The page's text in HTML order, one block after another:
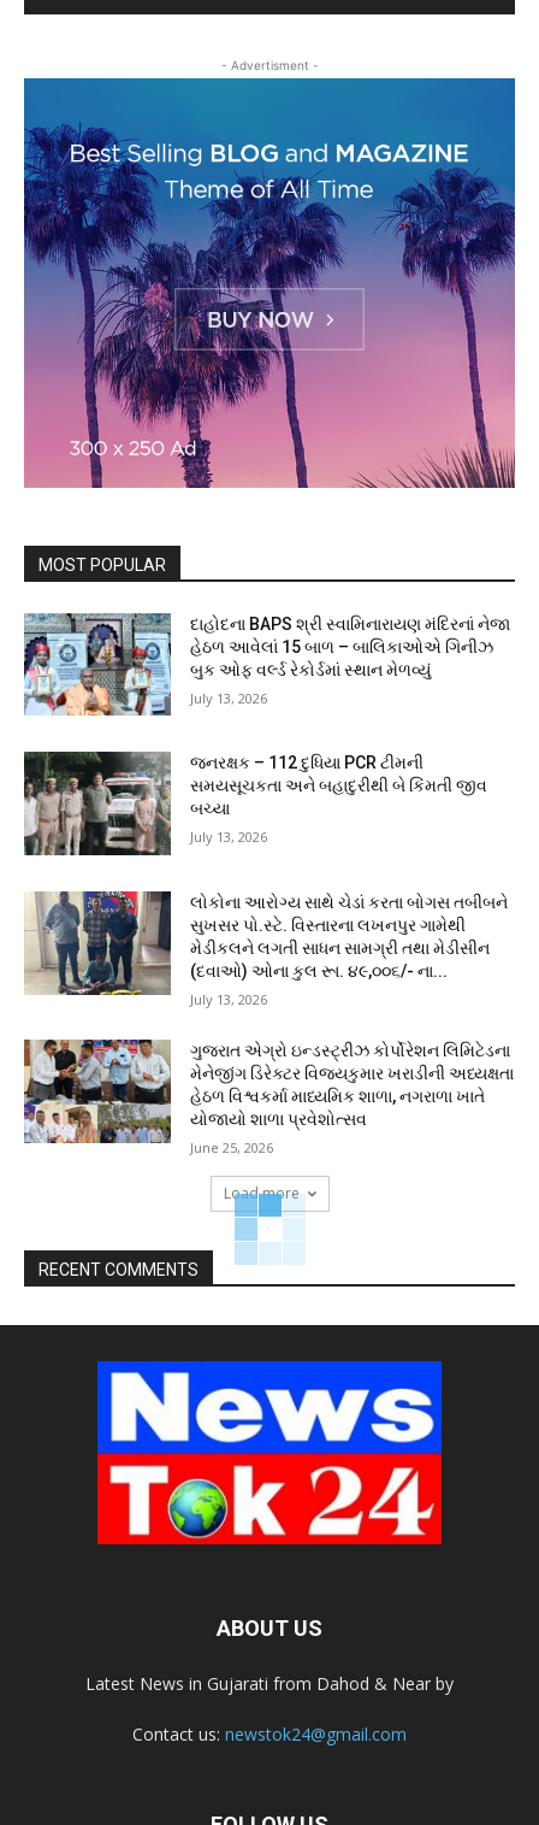
- Advertisment -
MOST POPULAR
દાહોદના BAPS શ્રી સ્વામિનારાયણ મંદિરનાં નેજા
હેઠળ આવેલાં 15 બાળ – બાલિકાઓએ ગિનીઝ
બુક ઓફ વર્લ્ડ રેકોર્ડમાં સ્થાન મેળવ્યું
July 13, 2026
જનરક્ષક – 112 દુધિયા PCR ટીમની
સમયસૂચકતા અને બહાદુરીથી બે કિંમતી જીવ
બચ્યા
July 13, 2026
લોકોના આરોગ્ય સાથે ચેડાં કરતા બોગસ તબીબને
સુખસર પો.સ્ટે. વિસ્તારના લખનપુર ગામેથી
મેડીકલને લગતી સાધન સામગ્રી તથા મેડીસીન
(દવાઓ) ઓના કુલ રૂા. ૪૯,૦૦૬/- ના...
July 13, 2026
ગુજરાત એગ્રો ઇન્ડસ્ટ્રીઝ કોર્પોરેશન લિમિટેડના
મેનેજીંગ ડિરેક્ટર વિજયકુમાર ખરાડીની અધ્યક્ષતા
હેઠળ વિશ્વકર્મા માધ્યમિક શાળા, નગરાળા ખાતે
યોજાયો શાળા પ્રવેશોત્સવ
June 25, 2026
Load more
RECENT COMMENTS
ABOUT US
Latest News in Gujarati from Dahod & Near by
Contact us: newstok24@gmail.com